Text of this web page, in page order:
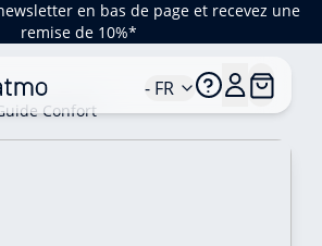
en bas de page et recevez une
remise de 10%*
- FR
Confort